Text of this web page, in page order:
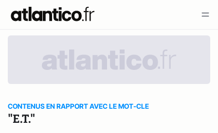
CONTENUS EN RAPPORT AVEC LE MOT-CLE
"E.T."